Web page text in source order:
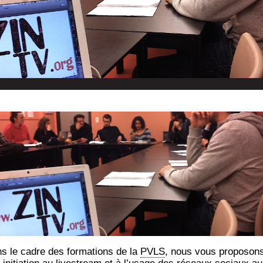
le cadre des for­ma­tions de la PVLS, nous vous